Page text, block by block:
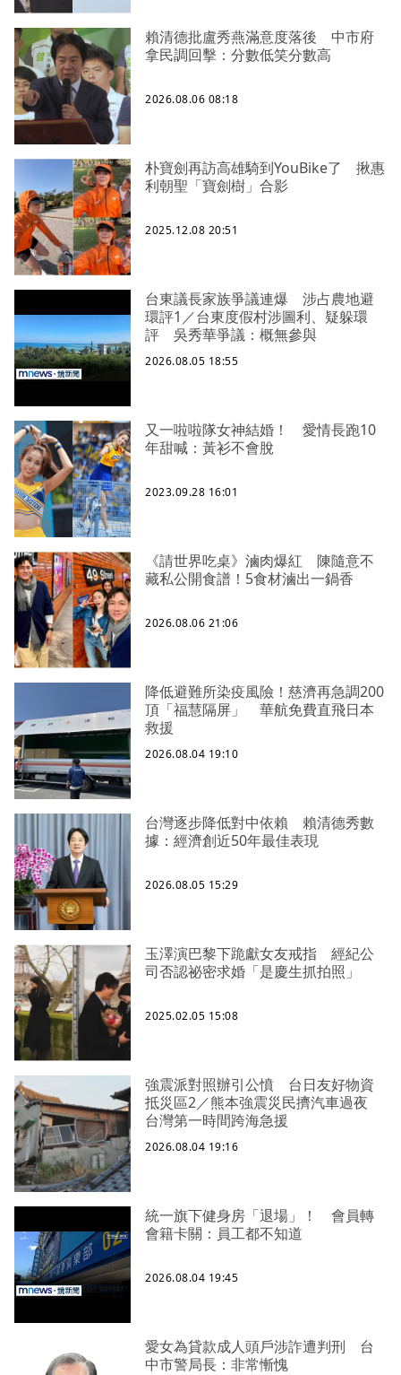
賴清德批盧秀燕滿意度落後 中市府
拿民調回擊：分數低笑分數高
2026.08.06 08:18
朴寶劍再訪高雄騎到YouBike了 揪惠
利朝聖「寶劍樹」合影
2025.12.08 20:51
台東議長家族爭議連爆 涉占農地避
環評1／台東度假村涉圖利、疑躲環
評 吳秀華爭議：概無參與
2026.08.05 18:55
又一啦啦隊女神結婚！ 愛情長跑10
年甜喊：黃衫不會脫
2023.09.28 16:01
《請世界吃桌》滷肉爆紅 陳隨意不
藏私公開食譜！5食材滷出一鍋香
2026.08.06 21:06
降低避難所染疫風險！慈濟再急調200
頂「福慧隔屏」 華航免費直飛日本
救援
2026.08.04 19:10
台灣逐步降低對中依賴 賴清德秀數
據：經濟創近50年最佳表現
2026.08.05 15:29
玉澤演巴黎下跪獻女友戒指 經紀公
司否認祕密求婚「是慶生抓拍照」
2025.02.05 15:08
強震派對照辦引公憤 台日友好物資
抵災區2／熊本強震災民擠汽車過夜
台灣第一時間跨海急援
2026.08.04 19:16
統一旗下健身房「退場」！ 會員轉
會籍卡關：員工都不知道
2026.08.04 19:45
愛女為貸款成人頭戶涉詐遭判刑 台
中市警局長：非常慚愧